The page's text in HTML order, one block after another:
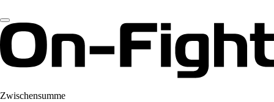
Zwischensumme